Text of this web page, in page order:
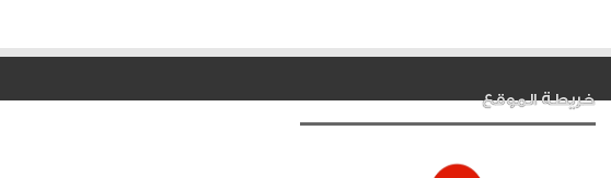
خريطة الموقع